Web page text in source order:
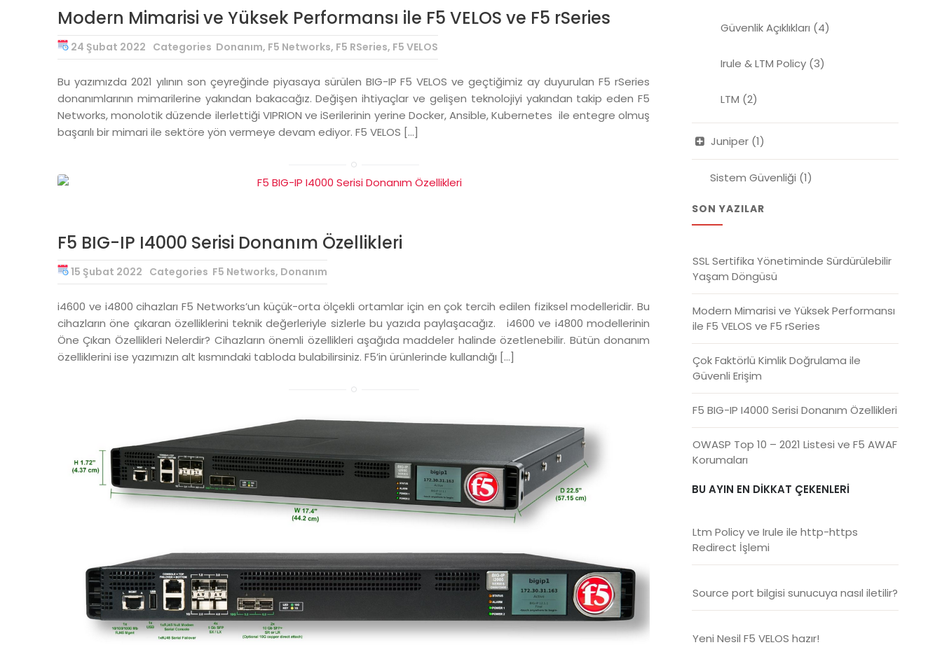
Modern Mimarisi ve Yüksek Performansı ile F5 VELOS ve F5 rSeries
24 Şubat 2022 Categories Donanım, F5 Networks, F5 RSeries, F5 VELOS
Bu yazımızda 2021 yılının son çeyreğinde piyasaya sürülen BIG-IP F5 VELOS ve geçtiğimiz ay duyurulan F5 rSeries
donanımlarının mimarilerine yakından bakacağız. Değişen ihtiyaçlar ve gelişen teknolojiyi yakından takip eden F5
Networks, monolotik düzende ilerlettiği VIPRION ve iSerilerinin yerine Docker, Ansible, Kubernetes ile entegre olmuş
başarılı bir mimari ile sektöre yön vermeye devam ediyor. F5 VELOS […]
F5 BIG-IP I4000 Serisi Donanım Özellikleri
15 Şubat 2022 Categories F5 Networks, Donanım
i4600 ve i4800 cihazları F5 Networks’un küçük-orta ölçekli ortamlar için en çok tercih edilen fiziksel modelleridir. Bu
cihazların öne çıkaran özelliklerini teknik değerleriyle sizlerle bu yazıda paylaşacağız. i4600 ve i4800 modellerinin
Öne Çıkan Özellikleri Nelerdir? Cihazların önemli özellikleri aşağıda maddeler halinde özetlenebilir. Bütün donanım
özelliklerini ise yazımızın alt kısmındaki tabloda bulabilirsiniz. F5’in ürünlerinde kullandığı […]
Güvenlik Açıklıkları (4)
Irule & LTM Policy (3)
LTM (2)
Juniper (1)
Sistem Güvenliği (1)
SON YAZILAR
SSL Sertifika Yönetiminde Sürdürülebilir
Yaşam Döngüsü
Modern Mimarisi ve Yüksek Performansı
ile F5 VELOS ve F5 rSeries
Çok Faktörlü Kimlik Doğrulama ile
Güvenli Erişim
F5 BIG-IP I4000 Serisi Donanım Özellikleri
OWASP Top 10 – 2021 Listesi ve F5 AWAF
Korumaları
BU AYIN EN DIKKAT ÇEKENLERI
Ltm Policy ve Irule ile http-https
Redirect İşlemi
Source port bilgisi sunucuya nasıl iletilir?
Yeni Nesil F5 VELOS hazır!